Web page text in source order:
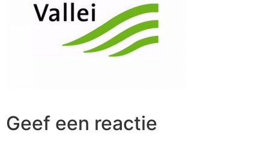
Geef een reactie